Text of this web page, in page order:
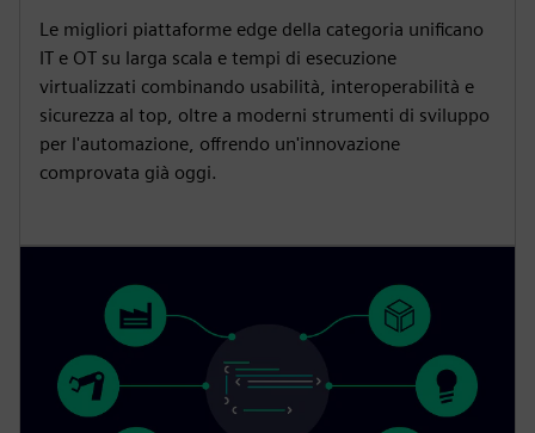
Le migliori piattaforme edge della categoria unificano
IT e OT su larga scala e tempi di esecuzione
virtualizzati combinando usabilità, interoperabilità e
sicurezza al top, oltre a moderni strumenti di sviluppo
per l'automazione, offrendo un'innovazione
comprovata già oggi.